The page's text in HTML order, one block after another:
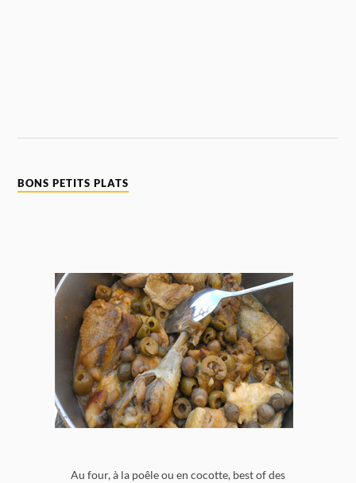
BONS PETITS PLATS
Au four, à la poêle ou en cocotte, best of des